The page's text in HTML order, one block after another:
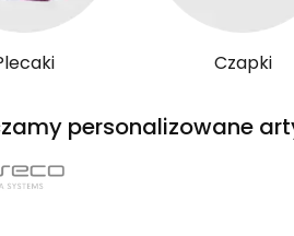
Czapki
personalizowane